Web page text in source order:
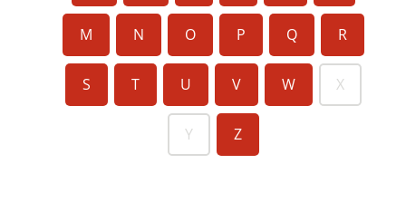
M N O P Q R
S T U V W X
Y Z